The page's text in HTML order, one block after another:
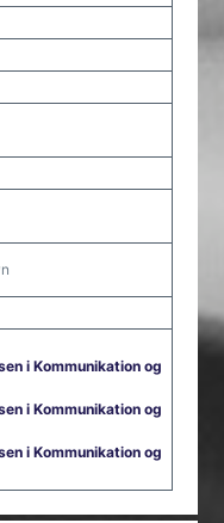
i Kommunikation og
i Kommunikation og
i Kommunikation og